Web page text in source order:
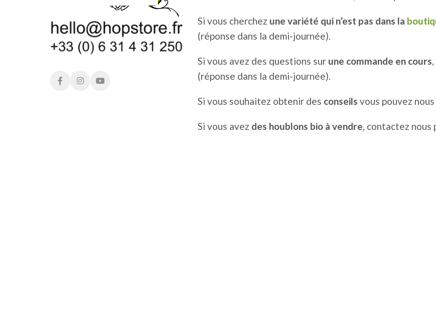
Si vous cherchez une variété qui n’est pas dans la
(réponse dans la demi-journée).
Si vous avez des questions sur une commande en cours
(réponse dans la demi-journée).
Si vous souhaitez obtenir des conseils vous pouvez
Si vous avez des houblons bio à vendre, contactez nous